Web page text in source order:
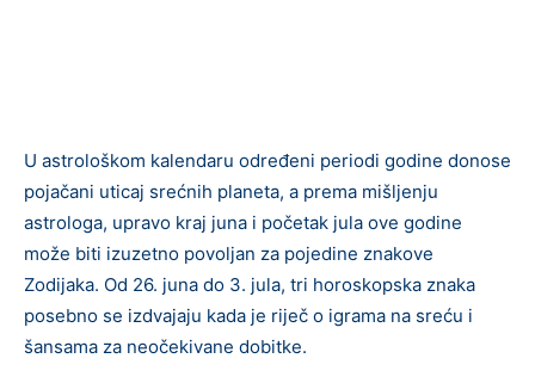
U astrološkom kalendaru određeni periodi godine donose
pojačani uticaj srećnih planeta, a prema mišljenju
astrologa, upravo kraj juna i početak jula ove godine
može biti izuzetno povoljan za pojedine znakove
Zodijaka. Od 26. juna do 3. jula, tri horoskopska znaka
posebno se izdvajaju kada je riječ o igrama na sreću i
šansama za neočekivane dobitke.